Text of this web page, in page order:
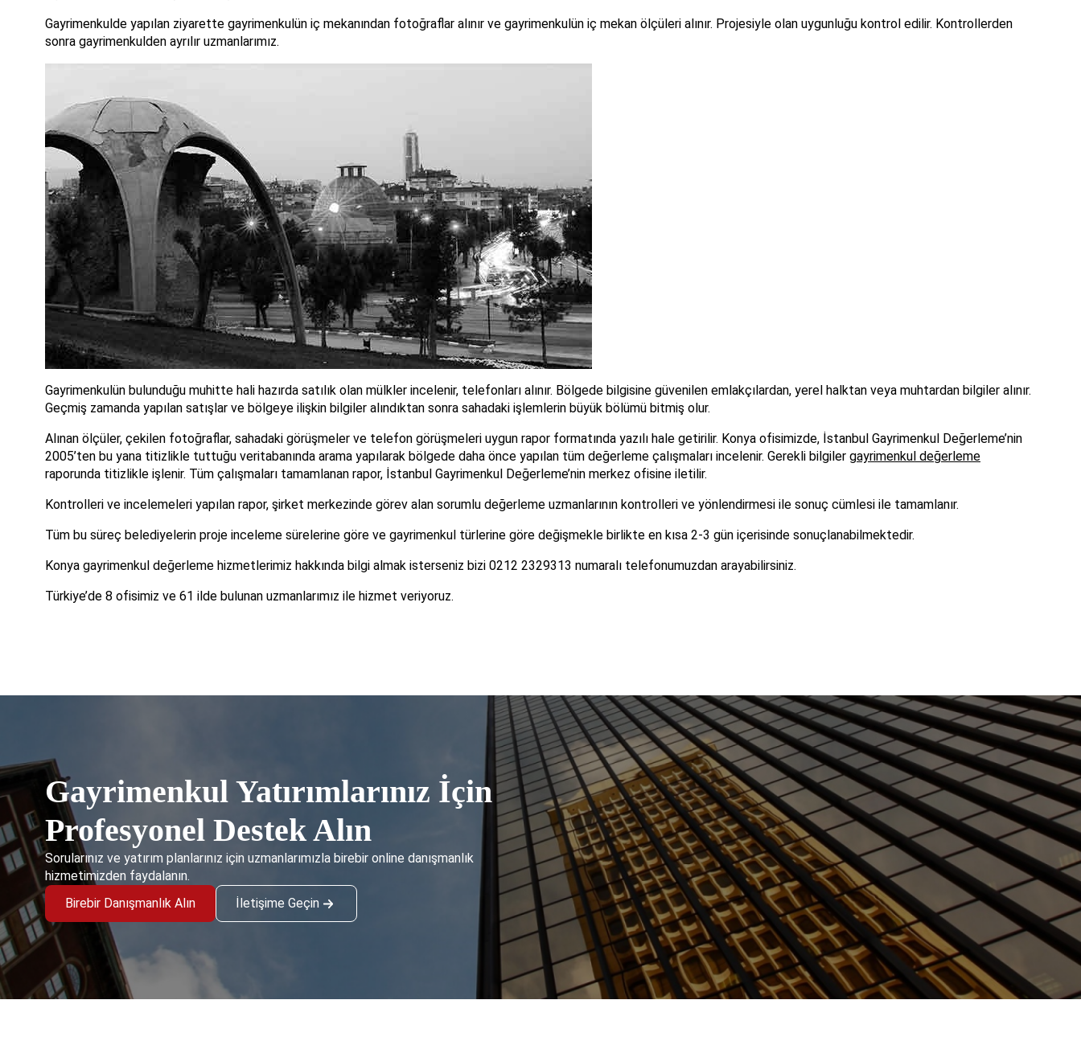
Gayrimenkulde yapılan ziyarette gayrimenkulün iç mekanından fotoğraflar alınır ve gayrimenkulün iç mekan ölçüleri alınır. Projesiyle olan uygunluğu kontrol edilir. Kontrollerden
sonra gayrimenkulden ayrılır uzmanlarımız.
Gayrimenkulün bulunduğu muhitte hali hazırda satılık olan mülkler incelenir, telefonları alınır. Bölgede bilgisine güvenilen emlakçılardan, yerel halktan veya muhtardan bilgiler alınır.
Geçmiş zamanda yapılan satışlar ve bölgeye ilişkin bilgiler alındıktan sonra sahadaki işlemlerin büyük bölümü bitmiş olur.
Alınan ölçüler, çekilen fotoğraflar, sahadaki görüşmeler ve telefon görüşmeleri uygun rapor formatında yazılı hale getirilir. Konya ofisimizde, İstanbul Gayrimenkul Değerleme’nin
2005’ten bu yana titizlikle tuttuğu veritabanında arama yapılarak bölgede daha önce yapılan tüm değerleme çalışmaları incelenir. Gerekli bilgiler gayrimenkul değerleme
raporunda titizlikle işlenir. Tüm çalışmaları tamamlanan rapor, İstanbul Gayrimenkul Değerleme’nin merkez ofisine iletilir.
Kontrolleri ve incelemeleri yapılan rapor, şirket merkezinde görev alan sorumlu değerleme uzmanlarının kontrolleri ve yönlendirmesi ile sonuç cümlesi ile tamamlanır.
Tüm bu süreç belediyelerin proje inceleme sürelerine göre ve gayrimenkul türlerine göre değişmekle birlikte en kısa 2-3 gün içerisinde sonuçlanabilmektedir.
Konya gayrimenkul değerleme hizmetlerimiz hakkında bilgi almak isterseniz bizi 0212 2329313 numaralı telefonumuzdan arayabilirsiniz.
Türkiye’de 8 ofisimiz ve 61 ilde bulunan uzmanlarımız ile hizmet veriyoruz.
Gayrimenkul Yatırımlarınız İçin
Profesyonel Destek Alın
Sorularınız ve yatırım planlarınız için uzmanlarımızla birebir online danışmanlık
hizmetimizden faydalanın.
Birebir Danışmanlık Alın
İletişime Geçin